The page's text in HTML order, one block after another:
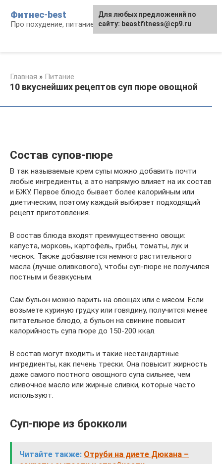
контенту
Фитнес-best
Про похудение, питание и фитнес
Главная » Питание
10 вкуснейших рецептов суп пюре овощной
Состав супов-пюре
В так называемые крем супы можно добавить почти
любые ингредиенты, а это напрямую влияет на их состав
и БЖУ. Первое блюдо бывает более калорийным или
диетическим, поэтому каждый выбирает подходящий
рецепт приготовления.
В состав блюда входят преимущественно овощи:
капуста, морковь, картофель, грибы, томаты, лук и
чеснок. Также добавляется немного растительного
масла (лучше оливкового), чтобы суп-пюре не получился
постным и безвкусным.
Сам бульон можно варить на овощах или с мясом. Если
возьмете куриную грудку или говядину, получится менее
питательное блюдо, а бульон на свинине повысит
калорийность супа пюре до 150-200 ккал.
В состав могут входить и такие нестандартные
ингредиенты, как печень трески. Она повысит жирность
даже самого постного овощного супа сильнее, чем
сливочное масло или жирные сливки, которые часто
используют.
Суп-пюре из брокколи
Читайте также: Отруби на диете Дюкана –
Для любых предложений по
сайту: beastfitness@cp9.ru